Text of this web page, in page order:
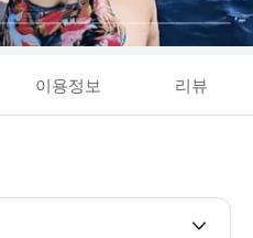
이용정보 리뷰